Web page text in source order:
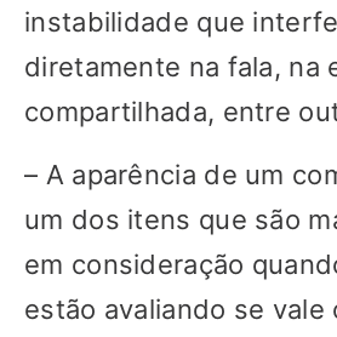
instabilidade que
diretamente na fala, na
compartilhada, entre
– A aparência de um
um dos itens que são
em consideração
estão avaliando se vale